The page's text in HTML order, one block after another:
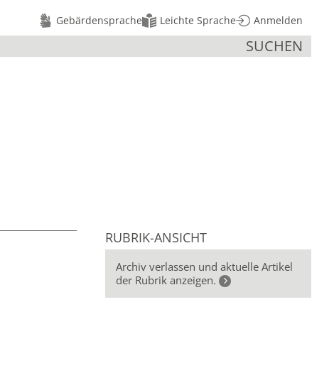
Gebärdensprache Leichte Sprache Anmelden
SUCHEN
RUBRIK-ANSICHT
Archiv verlassen und aktuelle Artikel
der Rubrik anzeigen.